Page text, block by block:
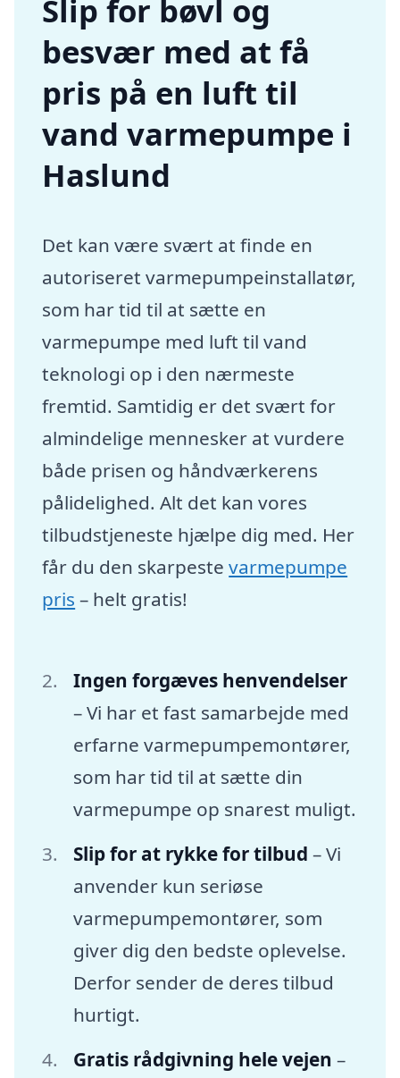
Slip for bøvl og
besvær med at få
pris på en luft til
vand varmepumpe i
Haslund
Det kan være svært at finde en
autoriseret varmepumpeinstallatør,
som har tid til at sætte en
varmepumpe med luft til vand
teknologi op i den nærmeste
fremtid. Samtidig er det svært for
almindelige mennesker at vurdere
både prisen og håndværkerens
pålidelighed. Alt det kan vores
tilbudstjeneste hjælpe dig med. Her
får du den skarpestevarmepumpe
pris – helt gratis!
Ingen forgæves henvendelser
– Vi har et fast samarbejde med
erfarne varmepumpemontører,
som har tid til at sætte din
varmepumpe op snarest muligt.
Slip for at rykke for tilbud – Vi
anvender kun seriøse
varmepumpemontører, som
giver dig den bedste oplevelse.
Derfor sender de deres tilbud
hurtigt.
Gratis rådgivning hele vejen –